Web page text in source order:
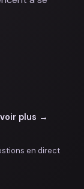
plus →
en direct